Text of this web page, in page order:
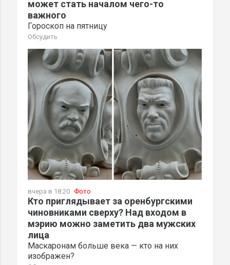
может стать началом чего-то
важного
Гороскоп на пятницу
Обсудить
вчера в 18:20 Фото
Кто приглядывает за оренбургскими
чиновниками сверху? Над входом в
мэрию можно заметить два мужских
лица
Маскаронам больше века — кто на них
изображен?